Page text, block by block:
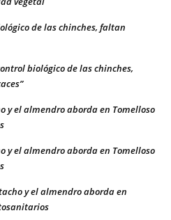
de las chinches, faltan
biológico de las chinches,
y el almendro aborda en Tomelloso
y el almendro aborda en Tomelloso
y el almendro aborda en